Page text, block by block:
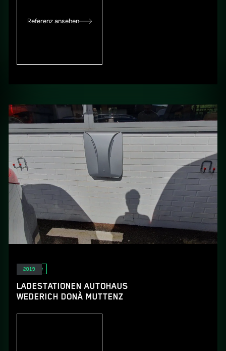
Referenz ansehen
E-Mobility
LADESTATIONEN AUTOHAUS
WEDERICH DONÀ MUTTENZ
2019